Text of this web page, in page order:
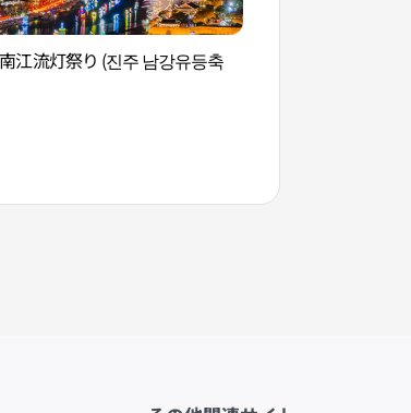
江流灯祭り (진주 남강유등축